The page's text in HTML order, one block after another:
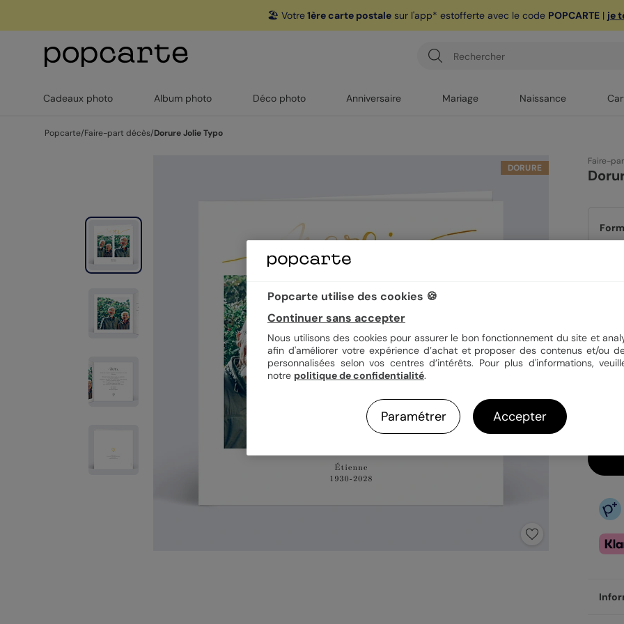
🏖️ Votre1ère carte postalesur l'app* estofferte avec le code POPCARTE| je
Cadeaux photo Album photo Déco photo Anniversaire Mariage Naissance
Popcarte/Faire-part décès/Dorure Jolie Typo
DORURE
Faire-
Popcarte utilise des cookies 🍪
Continuer sans accepter
Nous utilisons des cookies pour assurer le bon fonctionnement du site et
afin d'améliorer votre expérience d’achat et proposer des contenus et/ou
personnalisées selon vos centres d’intérêts. Pour plus d'informations,
notre politique de confidentialité.
Paramétrer Accepter